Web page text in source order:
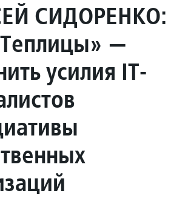
СИДОРЕНКО:
—
усилия IT-